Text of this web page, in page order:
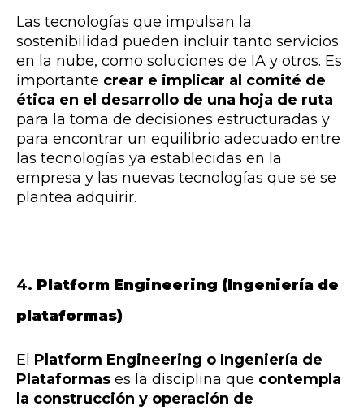
Las tecnologías que impulsan la
sostenibilidad pueden incluir tanto servicios
en la nube, como soluciones de IA y otros. Es
importante crear e implicar al comité de
ética en el desarrollo de una hoja de ruta
para la toma de decisiones estructuradas y
para encontrar un equilibrio adecuado entre
las tecnologías ya establecidas en la
empresa y las nuevas tecnologías que se se
plantea adquirir.
4. Platform Engineering (Ingeniería de
plataformas)
El Platform Engineering o Ingeniería de
Plataformas es la disciplina que contempla
la construcción y operación de